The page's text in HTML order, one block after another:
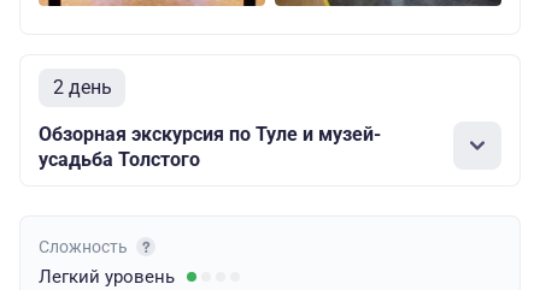
2 день
Обзорная экскурсия по Туле и музей-
усадьба Толстого
Сложность
Легкий уровень